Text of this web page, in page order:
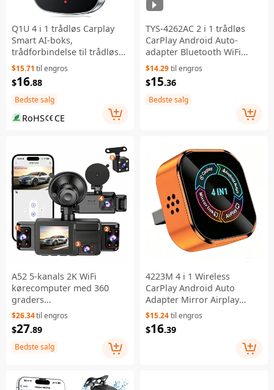
Q1U 4 i 1 trådløs Carplay
Smart AI-boks,
trådforbindelse til trådløs
CarPlay, Android Auto,
AirPlay, Mirror Link USB-
dongle - Sølv
$15.71 til engros
$16.88
Bedste salg
RoHS CE
TYS-4262AC 2 i 1 trådløs
CarPlay Android Auto-
adapter Bluetooth WiFi
USB-A USB-C dobbelt
interface-dongle - Sølv
$14.29til engros
$15.36
Bedste salg
A52 5-kanals 2K WiFi
kørecomputer med 360
graders
panoramaindstilling - Sort
$26.34til engros
$27.89
Bedste salg
4223M 4 i 1 Wireless
CarPlay Android Auto
Adapter Mirror Airplay
Miracast til biler med
trådmonteret CarPlay -
Orange
$15.24til engros
$16.39